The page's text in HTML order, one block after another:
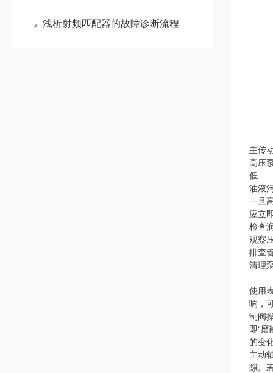
浅析射频匹配器的故障诊断流程
主传
高压
低
油液
一旦
应立
检查
观察
排查
清理
使用
响，
制阀
即“
的变
主动
隙。